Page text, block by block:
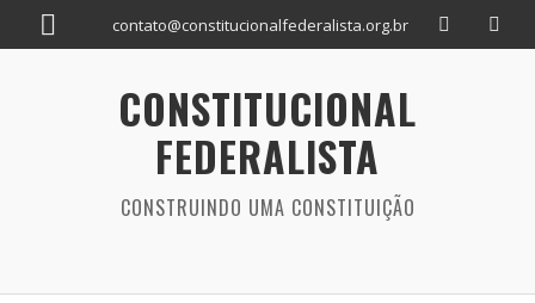
contato@constitucionalfederalista.org.br
CONSTITUCIONAL
FEDERALISTA
CONSTRUINDO UMA CONSTITUIÇÃO